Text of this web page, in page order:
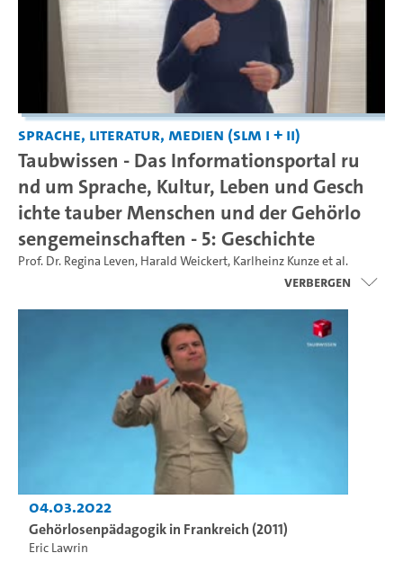
Sprache, Literatur, Medien (SLM I + II)
Taubwissen - Das Informationsportal ru
nd um Sprache, Kultur, Leben und Gesch
ichte tauber Menschen und der Gehörlo
sengemeinschaften - 5: Geschichte
Prof. Dr. Regina Leven, Harald Weickert, Karlheinz Kunzeet al.
Verbergen
04.03.2022
Gehörlosenpädagogik in Frankreich (2011)
Eric Lawrin